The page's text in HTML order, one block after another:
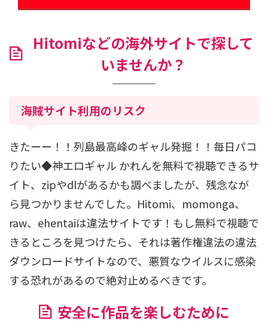
Hitomiなどの海外サイトで探して
いませんか？
海賊サイト利用のリスク
きたーー！！列島最高峰のギャル発掘！！毎日パコ
りたい◆神エロギャル かれんを無料で視聴できるサ
イト、zipやdlがあるかも調べましたが、残念なが
ら見つかりませんでした。Hitomi、momonga、
raw、ehentaiは違法サイトです！もし無料で視聴で
きるところを見つけたら、それは著作権違法の違法
ダウンロードサイトなので、悪質なウイルスに感染
する恐れがあるので絶対止めるべきです。
安全に作品を楽しむために